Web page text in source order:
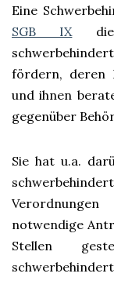
Eine
SGB IXdie
fördern, deren
und ihnen
gegenüber
Sie hat u.a.
notwendige
Stellen